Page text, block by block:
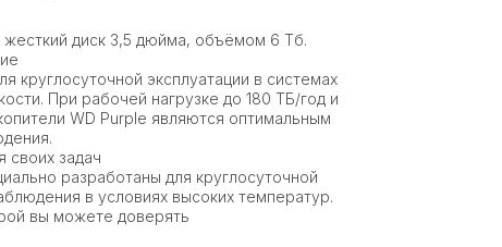
жесткий диск 3,5 дюйма, объёмом 6 Тб.
круглосуточной эксплуатации в системах
При рабочей нагрузке до 180 ТБ/год и
WD Purple являются оптимальным
своих задач
разработаны для круглосуточной
в условиях высоких температур.
вы можете доверять